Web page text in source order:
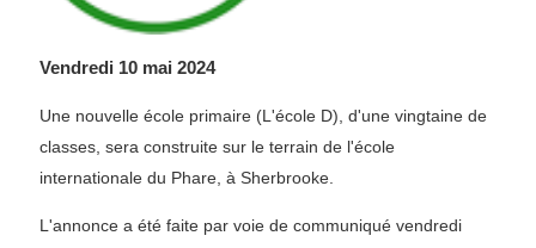
Vendredi 10 mai 2024
Une nouvelle école primaire (L'école D), d'une vingtaine de
classes, sera construite sur le terrain de l'école
internationale du Phare, à Sherbrooke.
L'annonce a été faite par voie de communiqué vendredi